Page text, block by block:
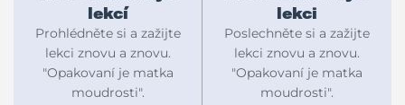
lekcí
Prohlédněte si a zažijte
lekci znovu a znovu.
"Opakovaní je matka
moudrosti".
lekci
Poslechněte si a zažijte
lekci znovu a znovu.
"Opakovaní je matka
moudrosti".